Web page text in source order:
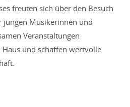
freuten sich über den Besuch
jungen Musikerinnen und
Veranstaltungen
und schaffen wertvolle